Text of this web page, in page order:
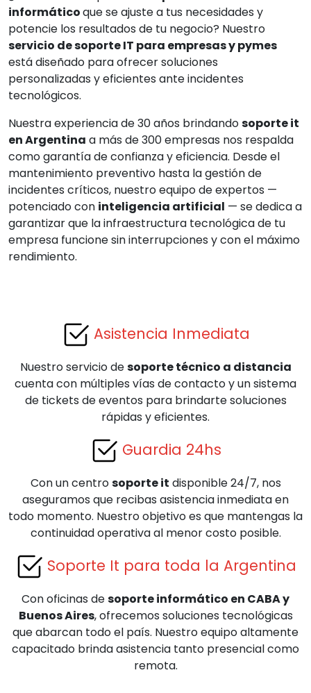
informáticoque se ajuste a tus necesidades y
potencie los resultados de tu negocio? Nuestro
servicio de soporte IT para empresas y pymes
está diseñado para ofrecer soluciones
personalizadas y eficientes ante incidentes
tecnológicos.
Nuestra experiencia de 30 años brindandosoporte it
en Argentina a más de 300 empresas nos respalda
como garantía de confianza y eficiencia. Desde el
mantenimiento preventivo hasta la gestión de
incidentes críticos, nuestro equipo de expertos —
potenciado con inteligencia artificial — se dedica a
garantizar que la infraestructura tecnológica de tu
empresa funcione sin interrupciones y con el máximo
rendimiento.
Asistencia Inmediata
Nuestro servicio desoporte técnico a distancia
cuenta con múltiples vías de contacto y un sistema
de tickets de eventos para brindarte soluciones
rápidas y eficientes.
Guardia 24hs
Con un centrosoporte it disponible 24/7, nos
aseguramos que recibas asistencia inmediata en
todo momento. Nuestro objetivo es que mantengas la
continuidad operativa al menor costo posible.
Soporte It para toda la Argentina
Con oficinas desoporte informático en CABA y
Buenos Aires, ofrecemos soluciones tecnológicas
que abarcan todo el país. Nuestro equipo altamente
capacitado brinda asistencia tanto presencial como
remota.